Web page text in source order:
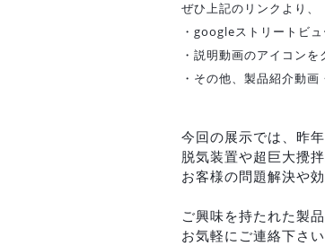
ぜひ上記のリンクより、
・googleストリートビ
・説明動画のアイコン
・その他、製品紹介動
今回の展示では、昨
脱気装置や超巨大攪
お客様の問題解決や
ご興味を持たれた製
お気軽にご連絡下さい